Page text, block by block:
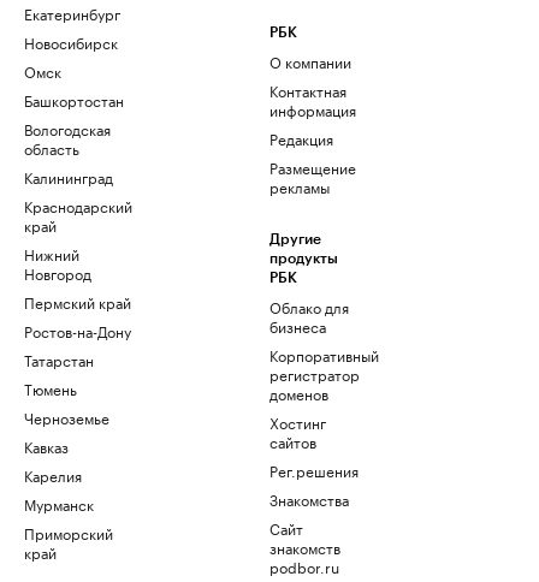
Екатеринбург
Новосибирск
Омск
Башкортостан
Вологодская
область
Калининград
Краснодарский
край
Нижний
Новгород
Пермский край
Ростов-на-Дону
Татарстан
Тюмень
Черноземье
Кавказ
Карелия
Мурманск
Приморский
край
РБК
О компании
Контактная
информация
Редакция
Размещение
рекламы
Другие
продукты
РБК
Облако для
бизнеса
Корпоративный
регистратор
доменов
Хостинг
сайтов
Рег.решения
Знакомства
Сайт
знакомств
podbor.ru